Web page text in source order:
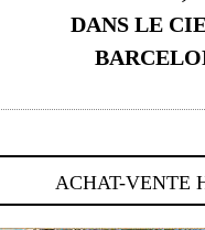
DANS LE
ACHAT-VENTE